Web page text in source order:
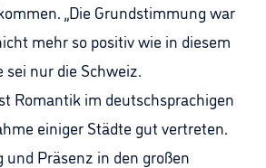
„Die Grundstimmung war
mehr so positiv wie in diesem
sei nur die Schweiz.
Romantik im deutschsprachigen
einiger Städte gut vertreten.
und Präsenz in den großen